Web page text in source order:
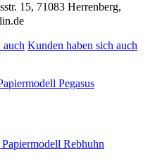
15, 71083 Herrenberg,
Kunden haben sich auch
Pegasus
Rebhuhn